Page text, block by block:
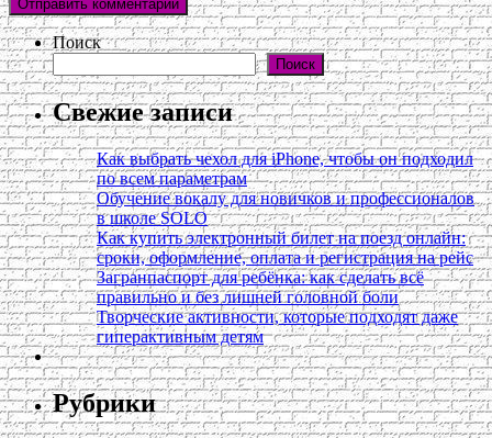
Поиск
Поиск
Свежие записи
Как выбрать чехол для iPhone, чтобы он подходил
по всем параметрам
Обучение вокалу для новичков и профессионалов
в школе SOLO
Как купить электронный билет на поезд онлайн:
сроки, оформление, оплата и регистрация на рейс
Загранпаспорт для ребёнка: как сделать всё
правильно и без лишней головной боли
Творческие активности, которые подходят даже
гиперактивным детям
Рубрики